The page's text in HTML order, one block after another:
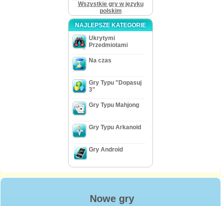
Wszystkie gry w języku
polskim
NAJLEPSZE KATEGORIE
Ukrytymi
Przedmiotami
Na czas
Gry Typu "Dopasuj
3"
Gry Typu Mahjong
Gry Typu Arkanoid
Gry Android
Nowe gry